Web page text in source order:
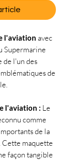
l'aviation avec
Supermarine
de l'un des
de
l'aviation : Le
comme
de la
Cette maquette
façon tangible